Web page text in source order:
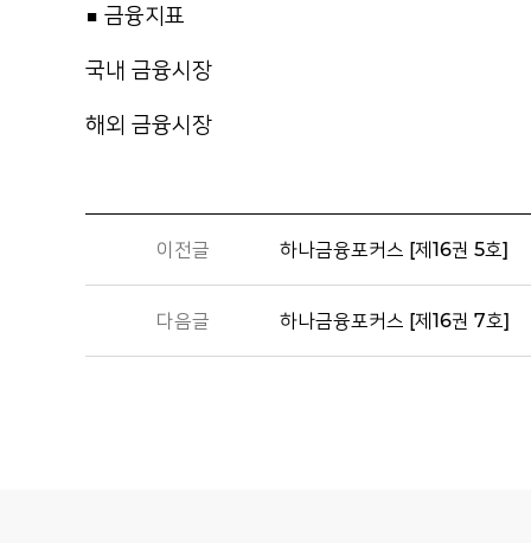
■ 금융지표
국내 금융시장
해외 금융시장
이전글 하나금융포커스 [제16권 5호]
다음글 하나금융포커스 [제16권 7호]